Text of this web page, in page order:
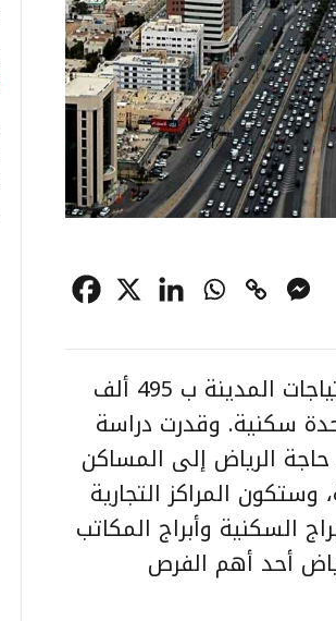
كشفت دراسات الصادرة عن الهيئة العليا للرياض عن احتياجات المدينة ب 495 ألف
حتى عام 1445هـ بمعدل سنوي 27500 وحدة سكنية. وقدرت دراسة
الرياض إلى المساكن
ألف وحدة سكنية، وستكون المراكز التجارية
السكنية وأبراج المكاتب
أحد أهم الفرص